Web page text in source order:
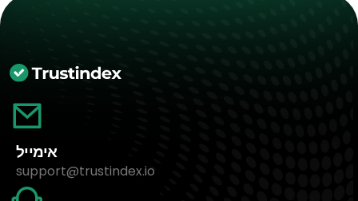
אימייל
support@trustindex.io